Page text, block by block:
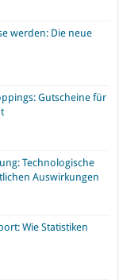
werden: Die neue
Gutscheine für
Technologische
Auswirkungen
Wie Statistiken